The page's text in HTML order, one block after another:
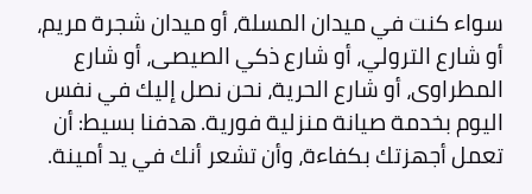
سواء كنت في ميدان المسلة، أو ميدان شجرة مريم،
أو شارع الترولي، أو شارع ذكي الصيصى، أو شارع
المطراوى، أو شارع الحرية، نحن نصل إليك في نفس
اليوم بخدمة صيانة منزلية فورية. هدفنا بسيط: أن
تعمل أجهزتك بكفاءة، وأن تشعر أنك في يد أمينة.